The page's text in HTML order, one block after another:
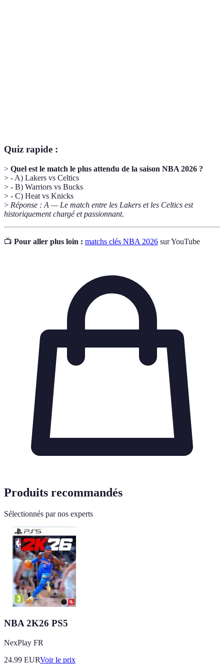
Quiz rapide :
> Quel est le match le plus attendu de la saison NBA 2026 ?
> - A) Lakers vs Celtics
> - B) Warriors vs Bucks
> - C) Heat vs Knicks
> Réponse : A — Le match entre les Lakers et les Celtics est
historiquement chargé et passionnant.
📺 Pour aller plus loin : matchs clés NBA 2026 sur YouTube
Produits recommandés
Sélectionnés par nos experts
NBA 2K26 PS5
NexPlay FR
24.99 EURVoir le prix